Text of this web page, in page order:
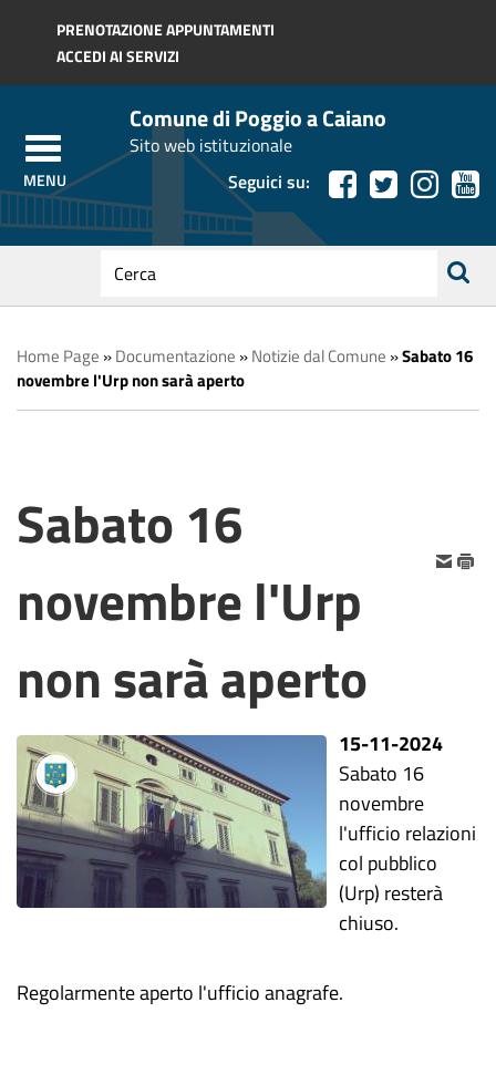
Regione Toscana
PRENOTAZIONE APPUNTAMENTI
ACCEDI AI SERVIZI
Comune di Poggio a Caiano
Sito web istituzionale
Seguici su:
testo
da
cercare
ricerca
Home Page »Documentazione »Notizie dal Comune »Sabato 16
novembre l'Urp non sarà aperto
Sabato 16
novembre l'Urp
non sarà aperto
15-11-2024
Sabato 16
novembre
l'ufficio relazioni
col pubblico
(Urp) resterà
chiuso.
Regolarmente aperto l'ufficio anagrafe.